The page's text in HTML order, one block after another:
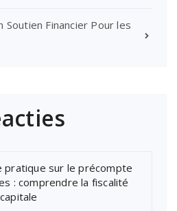
Soutien Financier Pour les
pratique sur le précompte
: comprendre la fiscalité